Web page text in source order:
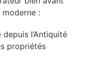
moderne :
l’Antiquité
propriétés